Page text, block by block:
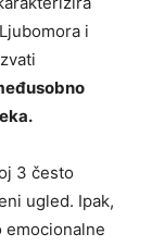
i
3 često
ugled. Ipak,
emocionalne